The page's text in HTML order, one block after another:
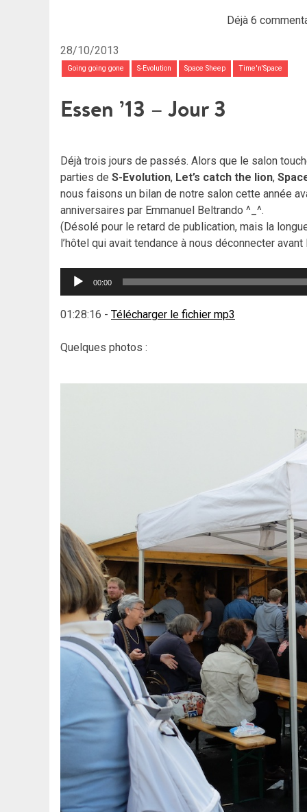
Déjà 6
28/10/2013
Going going gone S-Evolution Space Sheep Time'n'Space
Essen ’13 – Jour 3
Déjà trois jours de passés. Alors que le salon
parties de S-Evolution, Let’s catch the lion,
nous faisons un bilan de notre salon cette année
anniversaires par Emmanuel Beltrando ^_^.
(Désolé pour le retard de publication, mais la
l’hôtel qui avait tendance à nous déconnecter avant
Lecteur
00:00
01:28:16 - Télécharger le fichier mp3
Quelques photos :